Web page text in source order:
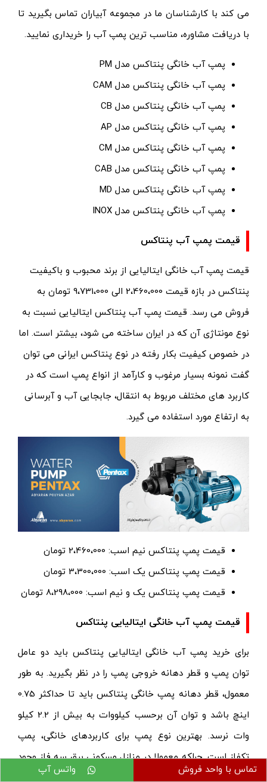
می کند با کارشناسان ما در مجموعه آبیاران تماس بگیرید تا
با دریافت مشاوره، مناسب ترین پمپ آب را خریداری نمایید.
پمپ آب خانگی پنتاکس مدل PM
پمپ آب خانگی پنتاکس مدل CAM
پمپ آب خانگی پنتاکس مدل CB
پمپ آب خانگی پنتاکس مدل AP
پمپ آب خانگی پنتاکس مدل CM
پمپ آب خانگی پنتاکس مدل CAB
پمپ آب خانگی پنتاکس مدل MD
پمپ آب خانگی پنتاکس مدل INOX
قیمت پمپ آب پنتاکس
قیمت پمپ آب خانگی ایتالیایی از برند محبوب و باکیفیت
پنتاکس در بازه قیمت 2،460،000 الی 9،731،000 تومان به
فروش می رسد. قیمت پمپ آب پنتاکس ایتالیایی نسبت به
نوع مونتاژی آن که در ایران ساخته می شود، بیشتر است. اما
در خصوص کیفیت بکار رفته در نوع پنتاکس ایرانی می توان
گفت نمونه بسیار مرغوب و کارآمد از انواع پمپ است که در
کاربرد های مختلف مربوط به انتقال، جابجایی آب و آبرسانی
به ارتفاع مورد استفاده می گیرد.
قیمت پمپ پنتاکس نیم اسب: 2،460،000 تومان
قیمت پمپ پنتاکس یک اسب: 3،300،000 تومان
قیمت پمپ پنتاکس یک و نیم اسب: 8،298،000 تومان
قیمت پمپ آب خانگی ایتالیایی پنتاکس
برای خرید پمپ آب خانگی ایتالیایی پنتاکس باید دو عامل
توان پمپ و قطر دهانه خروجی پمپ را در نظر بگیرید. به طور
معمول، قطر دهانه پمپ خانگی پنتاکس باید تا حداکثر 0.75
اینچ باشد و توان آن برحسب کیلووات به بیش از 2.2 کیلو
وات نرسد. بهترین نوع پمپ برای کاربردهای خانگی، پمپ
تکفاز است. چراکه معمولا در منازل مسکونی برق سه فاز وجود
ندارد. در ادامه لیست قیمت پمپ آب خانگی ایتالیایی
تماس با واحد فروش واتس آپ